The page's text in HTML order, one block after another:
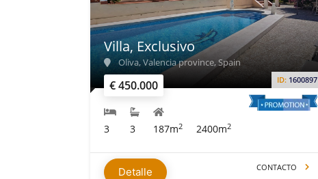
€ 450.000 ID: 1600897
Villa, Exclusivo
Oliva, Valencia province, Spain
3 3 187m2 2400m2
Detalle CONTACTO